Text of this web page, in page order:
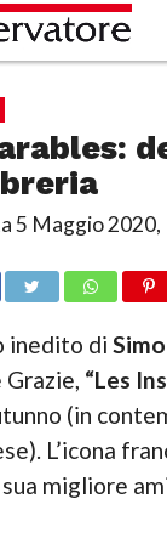
5 Maggio 2020,
inedito di
“Les
(in
L’icona
migliore